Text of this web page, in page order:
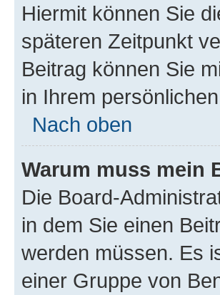
Hiermit können Sie
späteren Zeitpunkt
Beitrag können Sie
in Ihrem
Nach oben
Warum muss mein
Die Board-
in dem Sie einen
werden müssen. Es
einer Gruppe von